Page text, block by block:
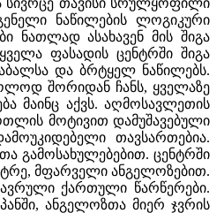
სივრცე თავისი სრულყოფილი
ნაწილების ლოგიკური
ნათლად ასახავენ მის შიგა
ფასადის ცენტრში შიგა
და ბრტყელ ნაწილებს.
შორიდან ჩანს, ყველაზე
მაინც აქვს. აღმოსავლეთის
მოტივით დამუშავებული
თავსართებია.
გამოსახულებებით. ცენტრში
მფარველი ანგელოზებით.
ქართული წარწერები.
ანგელოზთა მიერ ჯვრის